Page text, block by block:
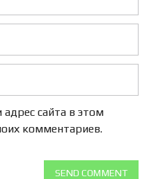
сайта в этом
комментариев.
SEND COMMENT